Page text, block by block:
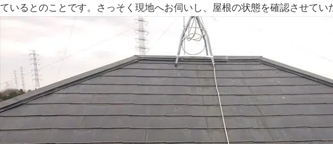
ているとのことです。さっそく現地へお伺いし、屋根の状態を確認させてい